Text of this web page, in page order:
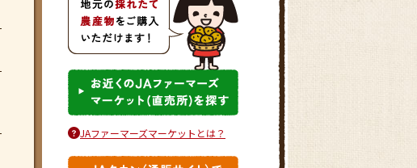
きゅうりとタコのさわやかマリ
ネ
JAファーマーズマーケットとは？